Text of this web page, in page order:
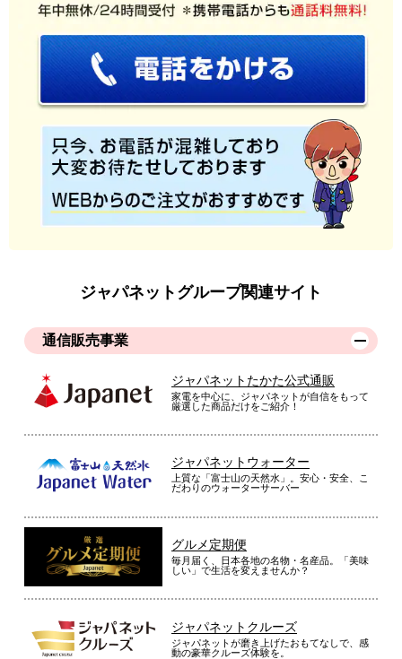
ジャパネットグループ関連サイト
通信販売事業
ジャパネットたかた公式通販
家電を中心に、ジャパネットが自信をもって
厳選した商品だけをご紹介！
ジャパネットウォーター
上質な「富士山の天然水」。安心・安全、こ
だわりのウォーターサーバー
グルメ定期便
毎月届く、日本各地の名物・名産品。「美味
しい」で生活を変えませんか？
ジャパネットクルーズ
ジャパネットが磨き上げたおもてなしで、感
動の豪華クルーズ体験を。